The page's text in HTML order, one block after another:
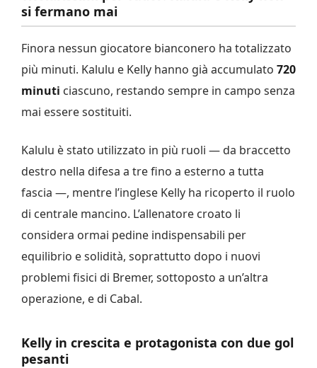
si fermano mai
Finora nessun giocatore bianconero ha totalizzato
più minuti. Kalulu e Kelly hanno già accumulato 720
minuti ciascuno, restando sempre in campo senza
mai essere sostituiti.
Kalulu è stato utilizzato in più ruoli — da braccetto
destro nella difesa a tre fino a esterno a tutta
fascia —, mentre l’inglese Kelly ha ricoperto il ruolo
di centrale mancino. L’allenatore croato li
considera ormai pedine indispensabili per
equilibrio e solidità, soprattutto dopo i nuovi
problemi fisici di Bremer, sottoposto a un’altra
operazione, e di Cabal.
Kelly in crescita e protagonista con due gol
pesanti